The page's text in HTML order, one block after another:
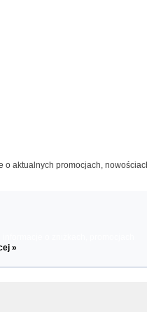
aktualnych promocjach,
»